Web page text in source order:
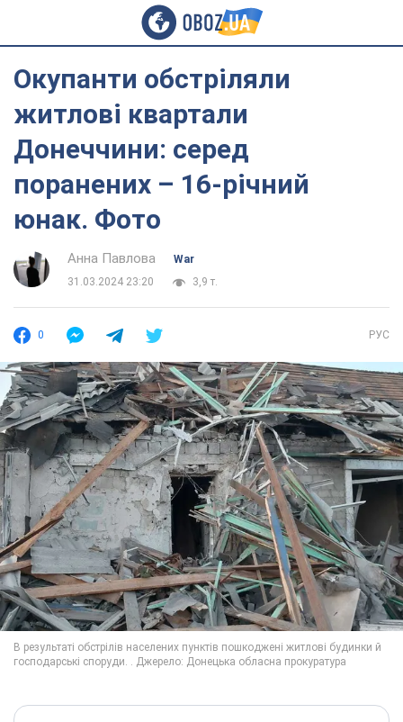
Окупанти обстріляли
житлові квартали
Донеччини: серед
поранених – 16-річний
юнак. Фото
Анна Павлова
War
31.03.2024 23:20
3,9 т.
0 РУС